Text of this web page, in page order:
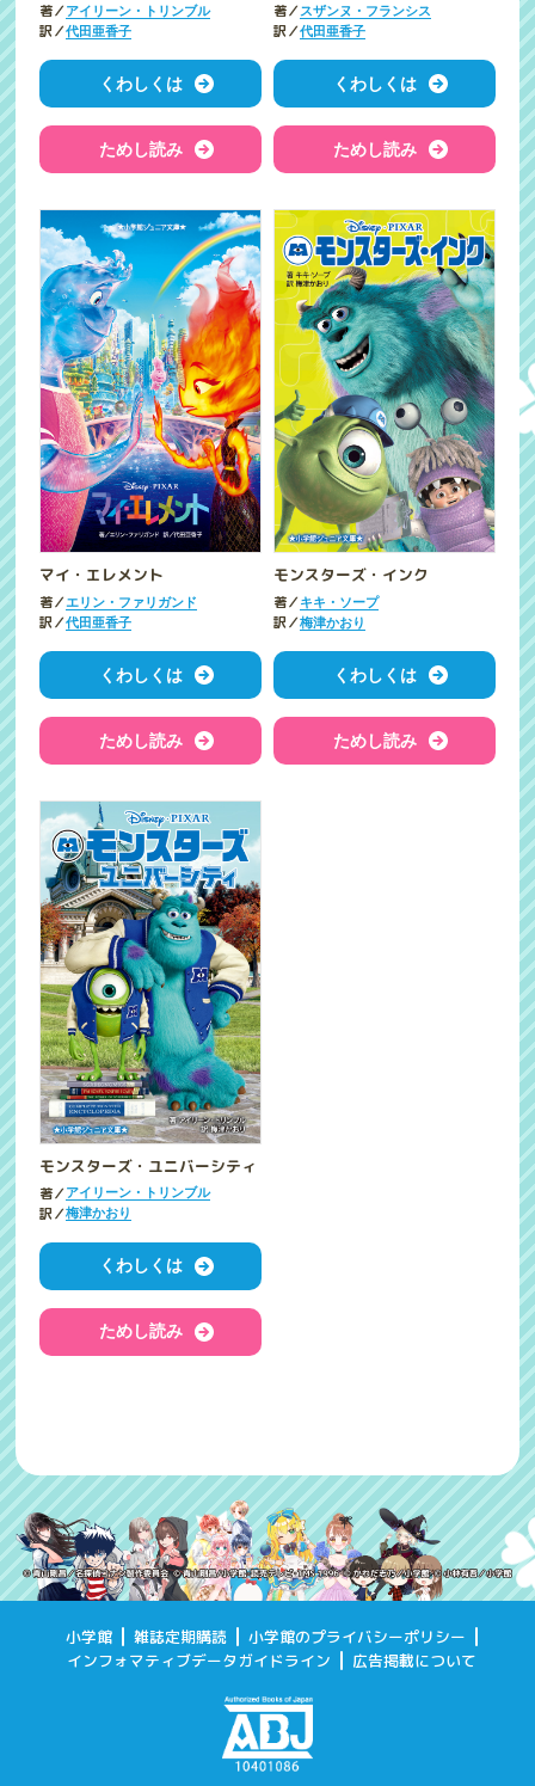
著／アイリーン・トリンブル
訳／代田亜香子
くわしくは
ためし読み
著／スザンヌ・フランシス
訳／代田亜香子
くわしくは
ためし読み
マイ・エレメント
著／エリン・ファリガンド
訳／代田亜香子
くわしくは
ためし読み
モンスターズ・インク
著／キキ・ソープ
訳／梅津かおり
くわしくは
ためし読み
モンスターズ・ユニバーシティ
著／アイリーン・トリンブル
訳／梅津かおり
くわしくは
ためし読み
小学館 雑誌定期購読
小学館のプライバシーポリシー
インフォマティブデータガイドライン
広告掲載について